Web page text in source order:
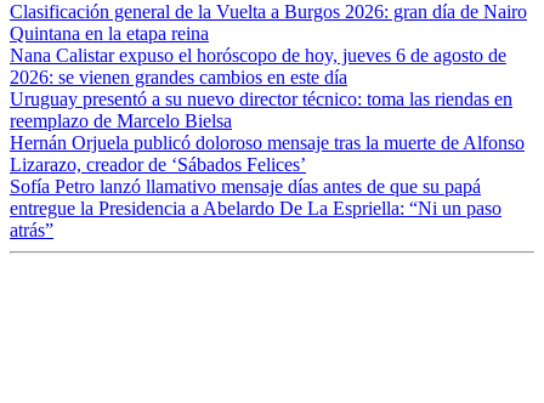
Clasificación general de la Vuelta a Burgos 2026: gran día de Nairo
Quintana en la etapa reina
Nana Calistar expuso el horóscopo de hoy, jueves 6 de agosto de
2026: se vienen grandes cambios en este día
Uruguay presentó a su nuevo director técnico: toma las riendas en
reemplazo de Marcelo Bielsa
Hernán Orjuela publicó doloroso mensaje tras la muerte de Alfonso
Lizarazo, creador de ‘Sábados Felices’
Sofía Petro lanzó llamativo mensaje días antes de que su papá
entregue la Presidencia a Abelardo De La Espriella: “Ni un paso
atrás”